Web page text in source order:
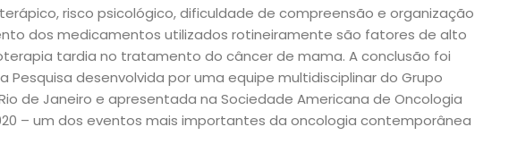
risco psicológico, dificuldade de compreensão e organização
dos medicamentos utilizados rotineiramente são fatores de alto
tardia no tratamento do câncer de mama. A conclusão foi
Pesquisa desenvolvida por uma equipe multidisciplinar do Grupo
de Janeiro e apresentada na Sociedade Americana de Oncologia
– um dos eventos mais importantes da oncologia contemporânea